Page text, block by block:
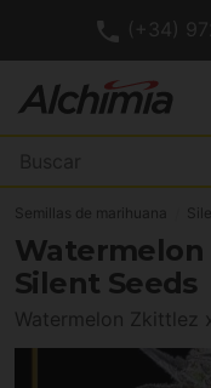
(+34)
Semillas de marihuana
Watermelon
Silent Seeds
Watermelon Zkittlez